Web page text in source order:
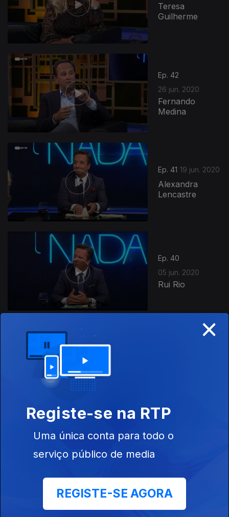
Teresa
Guilherme
Ep. 42
26 jun. 2020
Fernando
Medina
Ep. 41 19 jun. 2020
Alexandra
Lencastre
Ep. 40
05 jun. 2020
Rui Rio
476794
Ep. 38
×
Registe-se na RTP
Uma única conta para todo o
serviço público de media
REGISTE-SE AGORA